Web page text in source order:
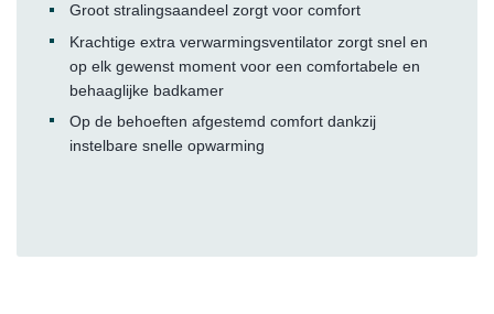
Groot stralingsaandeel zorgt voor comfort
Krachtige extra verwarmingsventilator zorgt snel en
op elk gewenst moment voor een comfortabele en
behaaglijke badkamer
Op de behoeften afgestemd comfort dankzij
instelbare snelle opwarming